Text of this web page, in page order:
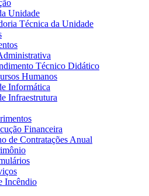
Unidade
Técnica da Unidade
Técnico Didático
Humanos
Informática
Infraestrutura
Financeira
de Contratações Anual
Incêndio